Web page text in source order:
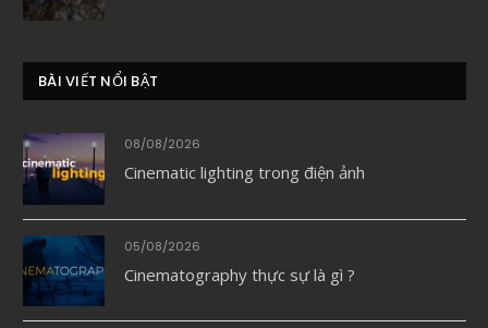
BÀI VIẾT NỔI BẬT
08/08/2026
Cinematic lighting trong điện ảnh
05/08/2026
Cinematography thực sự là gì ?